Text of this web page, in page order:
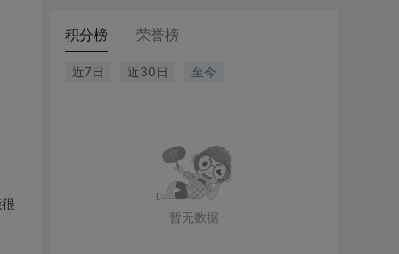
积分榜 荣誉榜
近7日 近30日 至今
暂无数据